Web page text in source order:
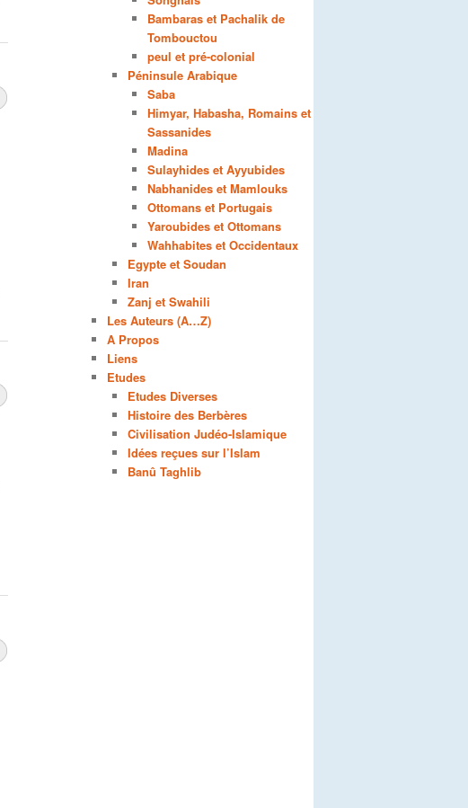
Bambaras et Pachalik de
Tombouctou
peul et pré-colonial
Péninsule Arabique
Saba
Himyar, Habasha, Romains et
Sassanides
Madina
Sulayhides et Ayyubides
Nabhanides et Mamlouks
Ottomans et Portugais
Yaroubides et Ottomans
Wahhabites et Occidentaux
Egypte et Soudan
Iran
Zanj et Swahili
Les Auteurs (A…Z)
A Propos
Liens
Etudes
Etudes Diverses
Histoire des Berbères
Civilisation Judéo-Islamique
Idées reçues sur l’Islam
Banû Taghlib